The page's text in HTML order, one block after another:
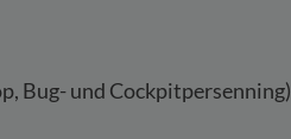
Bug- und Cockpitpersenning)